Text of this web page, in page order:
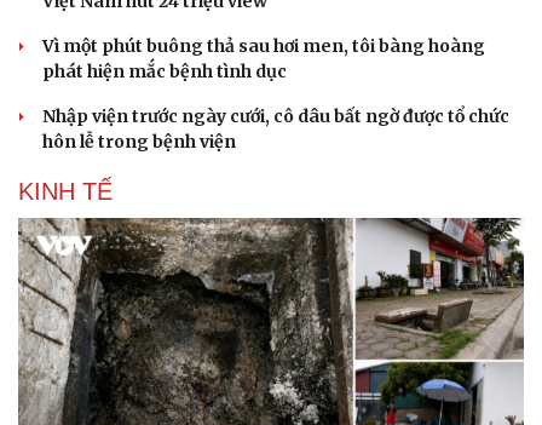
Vì một phút buông thả sau hơi men, tôi bàng hoàng
phát hiện mắc bệnh tình dục
Nhập viện trước ngày cưới, cô dâu bất ngờ được tổ chức
hôn lễ trong bệnh viện
KINH TẾ